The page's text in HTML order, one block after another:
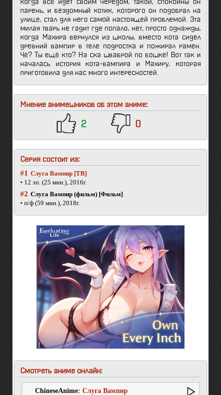
когда всё идет своим чередом, такой, спокойны он
парень, и бездомный котик, которого он подобрал на
улице, стал для него самой настоящей проблемой. Эта
милая тварь не гадит где попало, нет, просто однажды,
когда Махира вернулся из школы, вместо кота сидел
древний вампир в теле подростка и пожирал рамен.
Чё? Ты ещё кто? На ска шваброй по бошке! Вот так и
началась история кота-вампира и Махиру, которая
приготовила для нас много интересностей.
Мнение анимешников об этом аниме:
2 0
Серия состоит из:
#1 Слуга Вампир [ТВ]
• 12 эп. (25 мин.), 2016г.
#2 Слуга Вампир (фильм) [Фильм]
• п/ф (59 мин.), 2018г.
Смотреть аниме онлайн:
ChineseAnime: Слуга Вампир